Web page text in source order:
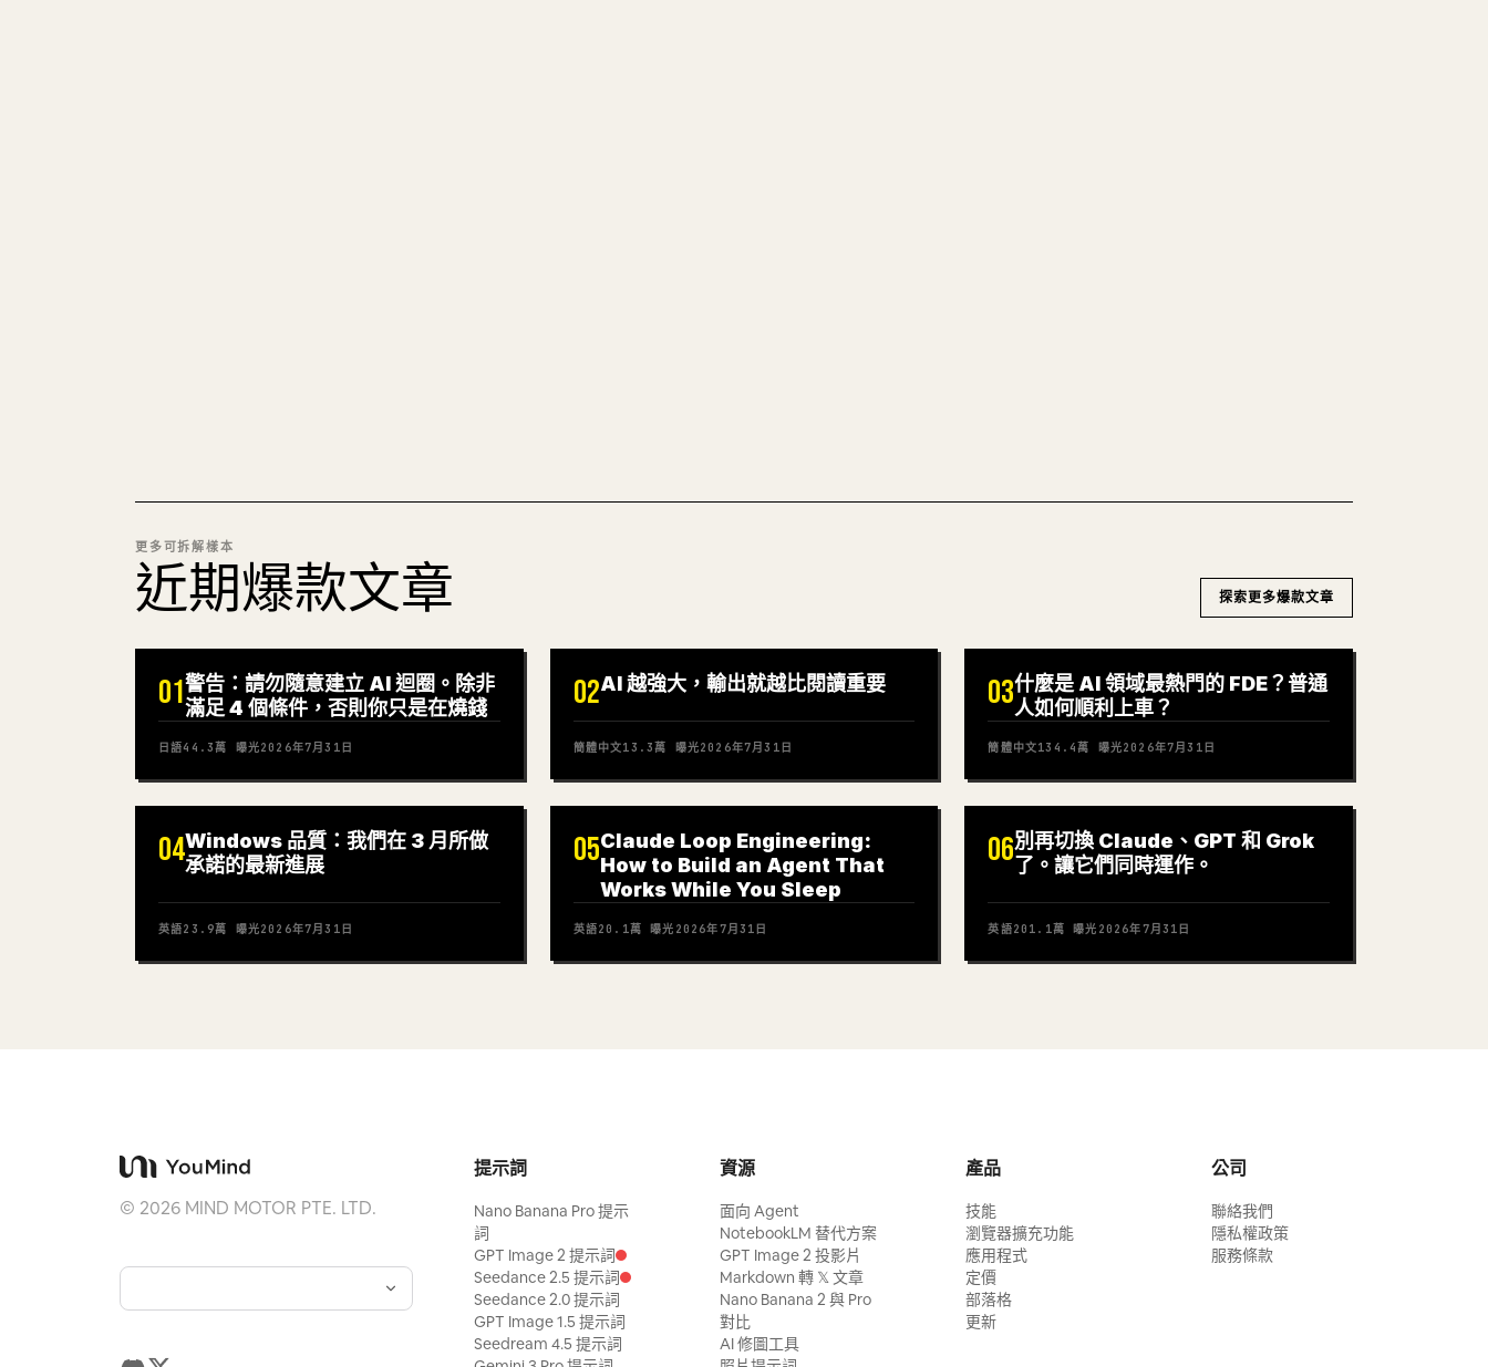
更多可拆解樣本
近期爆款文章 探索更多爆款文章
01警告：請勿隨意建立 AI 迴圈。除非
滿足 4 個條件，否則你只是在燒錢
日語44.3萬 曝光2026年7月31日
02AI 越強大，輸出就越比閱讀重要
簡體中文13.3萬 曝光2026年7月31日
03什麼是 AI 領域最熱門的 FDE？普通
人如何順利上車？
簡體中文134.4萬 曝光2026年7月31日
04Windows 品質：我們在 3 月所做
承諾的最新進展
英語23.9萬 曝光2026年7月31日
05Claude Loop Engineering:
How to Build an Agent That
Works While You Sleep
英語20.1萬 曝光 2026年7月31日
06別再切換 Claude、GPT 和 Grok
了。讓它們同時運作。
英語201.1萬 曝光 2026年7月31日
© 2026MIND MOTOR PTE. LTD.
提示詞
Nano Banana Pro 提示
詞
GPT Image 2 提示詞
Seedance 2.5 提示詞
Seedance 2.0 提示詞
GPT Image 1.5 提示詞
Seedream 4.5 提示詞
資源
面向 Agent
NotebookLM 替代方案
GPT Image 2 投影片
Markdown 轉 𝕏 文章
Nano Banana 2 與 Pro
對比
AI 修圖工具
產品
技能
瀏覽器擴充功能
應用程式
定價
部落格
更新
公司
聯絡我們
隱私權政策
服務條款